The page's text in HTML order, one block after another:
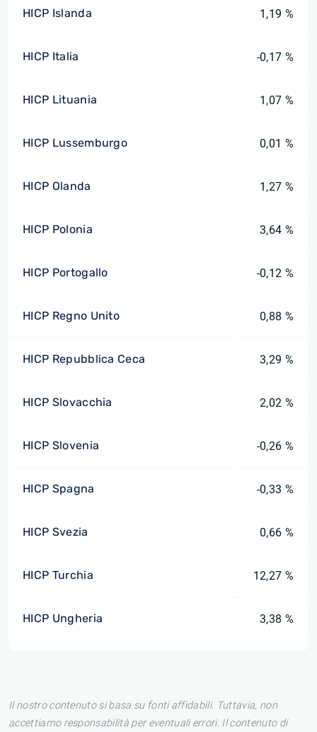
HICP Islanda 1,19 %
HICP Italia -0,17 %
HICP Lituania 1,07 %
HICP Lussemburgo 0,01 %
HICP Olanda 1,27 %
HICP Polonia 3,64 %
HICP Portogallo -0,12 %
HICP Regno Unito 0,88 %
HICP Repubblica Ceca 3,29 %
HICP Slovacchia 2,02 %
HICP Slovenia -0,26 %
HICP Spagna -0,33 %
HICP Svezia 0,66 %
HICP Turchia 12,27 %
HICP Ungheria 3,38 %
Il nostro contenuto si basa su fonti affidabili. Tuttavia, non
accettiamo responsabilità per eventuali errori. Il contenuto di